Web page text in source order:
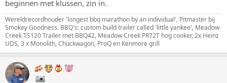
beginnen met klussen, zin in.
Wereldrecordhouder 'longest bbq marathon by an individual', Pitmaster bij
Smokey Goodness. BBQ's: custom build trailer called 'little yankee', Meadow
Creek TS120 Trailer met BBQ42, Meadow Creek PR72T hog cooker, 2x Heinz
UDS, 3 x Monolith, Chuckwagon, ProQ en Kenmore grill